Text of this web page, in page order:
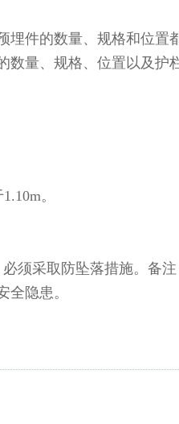
件的数量、规格和位置
量、规格、位置以及护
。
须采取防坠落措施。备
隐患。